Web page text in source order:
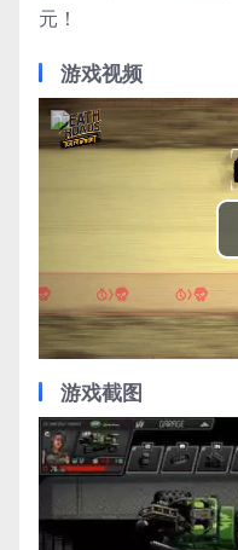
元！
游戏视频
游戏截图